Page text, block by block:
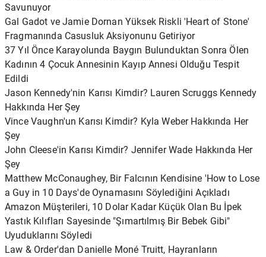
Savunuyor
Gal Gadot ve Jamie Dornan Yüksek Riskli 'Heart of Stone'
Fragmanında Casusluk Aksiyonunu Getiriyor
37 Yıl Önce Karayolunda Baygın Bulunduktan Sonra Ölen
Kadının 4 Çocuk Annesinin Kayıp Annesi Olduğu Tespit
Edildi
Jason Kennedy'nin Karısı Kimdir? Lauren Scruggs Kennedy
Hakkında Her Şey
Vince Vaughn'un Karısı Kimdir? Kyla Weber Hakkında Her
Şey
John Cleese'in Karısı Kimdir? Jennifer Wade Hakkında Her
Şey
Matthew McConaughey, Bir Falcının Kendisine 'How to Lose
a Guy in 10 Days'de Oynamasını Söylediğini Açıkladı
Amazon Müşterileri, 10 Dolar Kadar Küçük Olan Bu İpek
Yastık Kılıfları Sayesinde "Şımartılmış Bir Bebek Gibi"
Uyuduklarını Söyledi
Law & Order'dan Danielle Moné Truitt, Hayranların